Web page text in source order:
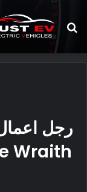
بحث
عن
رجل